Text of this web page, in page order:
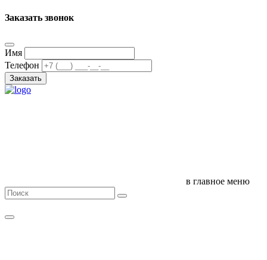
Заказать звонок
Имя
Телефон
Заказать
в главное меню